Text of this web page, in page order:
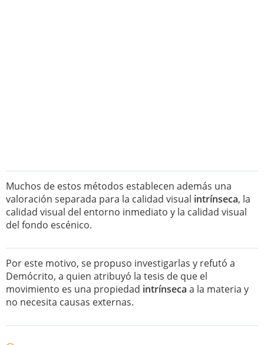
Muchos de estos métodos establecen además una
valoración separada para la calidad visual intrínseca, la
calidad visual del entorno inmediato y la calidad visual
del fondo escénico.
Por este motivo, se propuso investigarlas y refutó a
Demócrito, a quien atribuyó la tesis de que el
movimiento es una propiedad intrínseca a la materia y
no necesita causas externas.